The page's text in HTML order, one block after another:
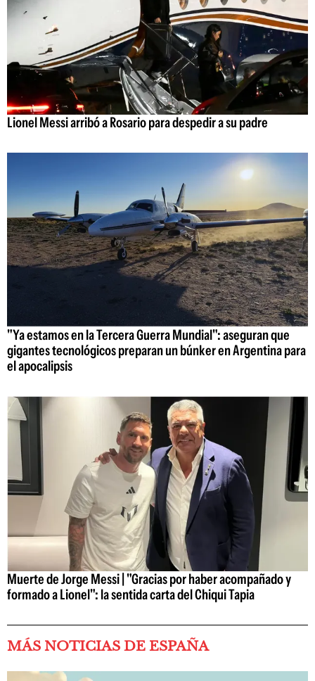
Lionel Messi arribó a Rosario para despedir a su padre
"Ya estamos en la Tercera Guerra Mundial": aseguran que
gigantes tecnológicos preparan un búnker en Argentina para
el apocalipsis
Muerte de Jorge Messi | "Gracias por haber acompañado y
formado a Lionel": la sentida carta del Chiqui Tapia
MÁS NOTICIAS DE ESPAÑA